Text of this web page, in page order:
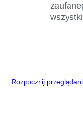
Rozpocznij